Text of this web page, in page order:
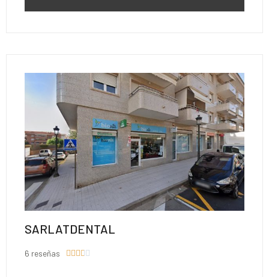
SARLATDENTAL
6 reseñas     